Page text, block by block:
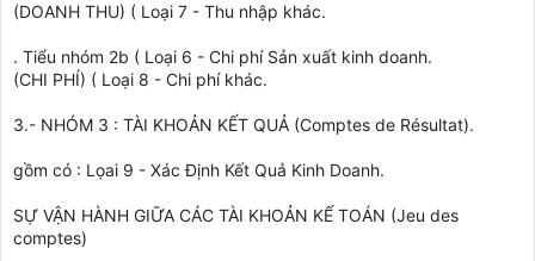
(DOANH THU) ( Loại 7 - Thu nhập khác.
. Tiểu nhóm 2b ( Loại 6 - Chi phí Sản xuất kinh doanh.
(CHI PHÍ) ( Loại 8 - Chi phí khác.
3.- NHÓM 3 : TÀI KHOẢN KẾT QUẢ (Comptes de Résultat).
gồm có : Lọai 9 - Xác Định Kết Quả Kinh Doanh.
SỰ VẬN HÀNH GIỮA CÁC TÀI KHOẢN KẾ TOÁN (Jeu des
comptes)